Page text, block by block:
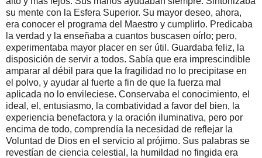
su mente con la Esfera Superior. Su mayor deseo, ahora,
era conocer el programa del Maestro y cumplirlo. Predicaba
la verdad y la enseñaba a cuantos buscasen oírlo; pero,
experimentaba mayor placer en ser útil. Guardaba feliz, la
disposición de servir a todos. Sabía que era imprescindible
amparar al débil para que la fragilidad no lo precipitase en
el polvo, y ayudar al fuerte a fin de que la fuerza mal
aplicada no lo envileciese. Conservaba el conocimiento, el
ideal, el, entusiasmo, la combatividad a favor del bien, la
experiencia benefactora y la oración iluminativa, pero por
encima de todo, comprendía la necesidad de reflejar la
Voluntad de Dios en el servicio al prójimo. Sus palabras se
revestían de ciencia celestial, la humildad no fingida era